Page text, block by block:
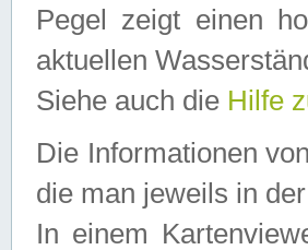
Pegel zeigt einen
aktuellen
Siehe auch die Hilfe
Die Informationen
die man jeweils in
In einem